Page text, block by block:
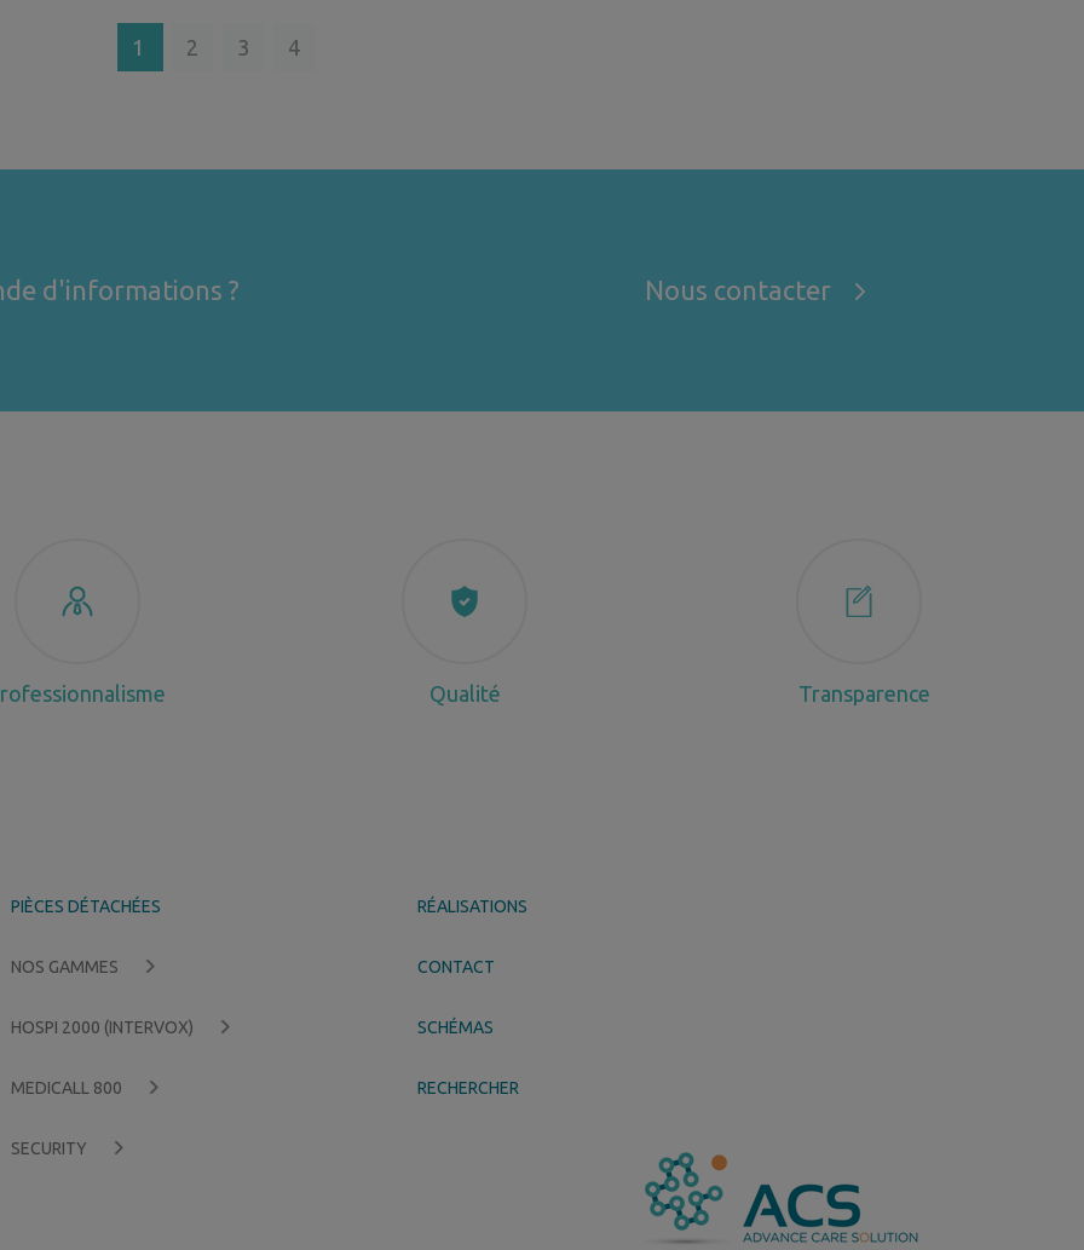
1 2 3 4
d'informations ? Nous contacter
Qualité Transparence
PIÈCES DÉTACHÉES
NOS GAMMES
HOSPI 2000 (INTERVOX)
MEDICALL 800
SECURITY
RÉALISATIONS
CONTACT
SCHÉMAS
RECHERCHER